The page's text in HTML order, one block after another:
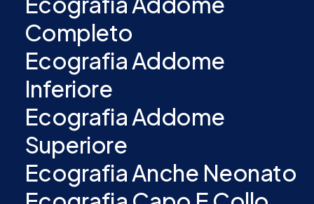
Completo
Ecografia Addome
Inferiore
Ecografia Addome
Superiore
Ecografia Anche Neonato